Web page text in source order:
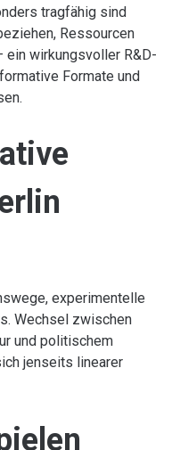
tragfähig sind
Ressourcen
ein wirkungsvoller R&D-
Formate und
experimentelle
Wechsel zwischen
und politischem
jenseits linearer